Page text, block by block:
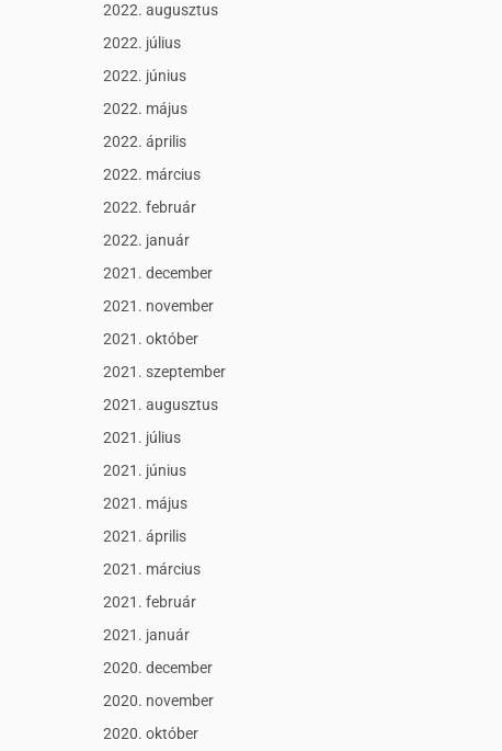
2022. augusztus
2022. július
2022. június
2022. május
2022. április
2022. március
2022. február
2022. január
2021. december
2021. november
2021. október
2021. szeptember
2021. augusztus
2021. július
2021. június
2021. május
2021. április
2021. március
2021. február
2021. január
2020. december
2020. november
2020. október